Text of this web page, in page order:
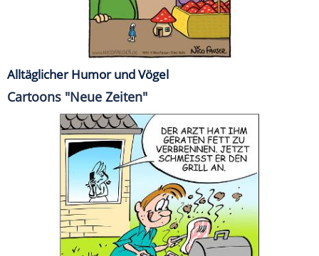
Alltäglicher Humor und Vögel
Cartoons "Neue Zeiten"